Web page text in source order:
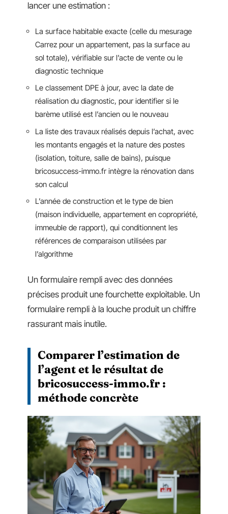
lancer une estimation :
La surface habitable exacte (celle du mesurage
Carrez pour un appartement, pas la surface au
sol totale), vérifiable sur l’acte de vente ou le
diagnostic technique
Le classement DPE à jour, avec la date de
réalisation du diagnostic, pour identifier si le
barème utilisé est l’ancien ou le nouveau
La liste des travaux réalisés depuis l’achat, avec
les montants engagés et la nature des postes
(isolation, toiture, salle de bains), puisque
bricosuccess-immo.fr intègre la rénovation dans
son calcul
L’année de construction et le type de bien
(maison individuelle, appartement en copropriété,
immeuble de rapport), qui conditionnent les
références de comparaison utilisées par
l’algorithme
Un formulaire rempli avec des données
précises produit une fourchette exploitable. Un
formulaire rempli à la louche produit un chiffre
rassurant mais inutile.
Comparer l’estimation de
l’agent et le résultat de
bricosuccess-immo.fr :
méthode concrète